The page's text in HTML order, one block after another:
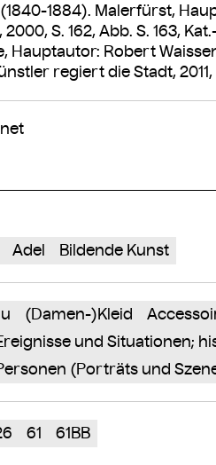
1884). Malerfürst,
S. 162, Abb. S. 163,
Hauptautor: Robert
regiert die Stadt, 2011,
Adel Bildende Kunst
(Damen-)Kleid
und Situationen;
(Porträts und
61 61BB